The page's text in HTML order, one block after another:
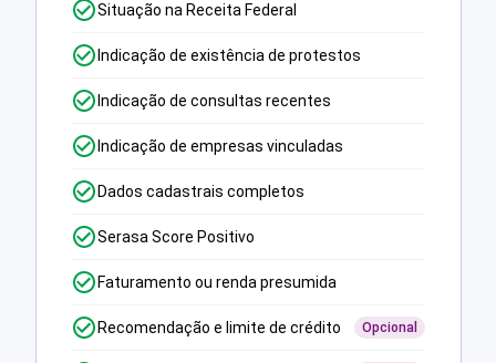
Situação na Receita Federal
Indicação de existência de protestos
Indicação de consultas recentes
Indicação de empresas vinculadas
Dados cadastrais completos
Serasa Score Positivo
Faturamento ou renda presumida
Recomendação e limite de crédito Opcional